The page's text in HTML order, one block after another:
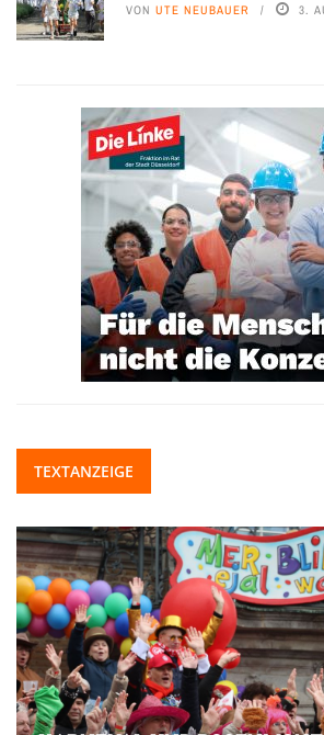
VON UTE NEUBAUER 3.
TEXTANZEIGE